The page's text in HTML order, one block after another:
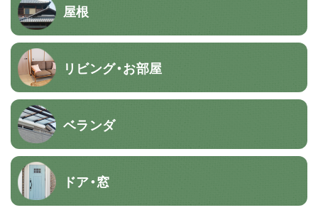
屋根
リビング・お部屋
ベランダ
ドア・窓